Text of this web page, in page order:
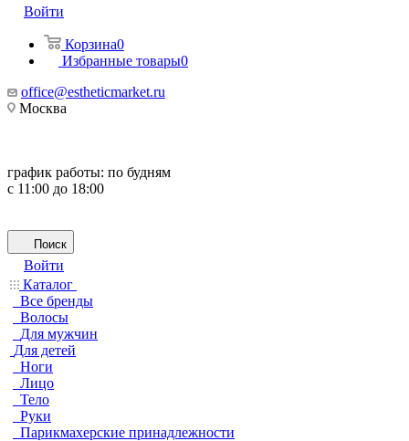
Войти
Корзина0
Избранные товары0
office@estheticmarket.ru
Москва
график работы: по будням
с 11:00 до 18:00
Поиск
Войти
Каталог
Все бренды
Волосы
Для мужчин
Для детей
Ноги
Лицо
Тело
Руки
Парикмахерские принадлежности